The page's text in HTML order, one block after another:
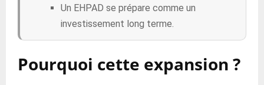
Un EHPAD se prépare comme un
investissement long terme.
Pourquoi cette expansion ?